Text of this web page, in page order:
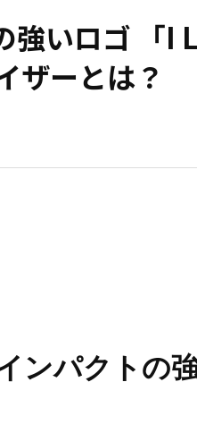
強いロゴ 「I
ザーとは？
ンパクトの